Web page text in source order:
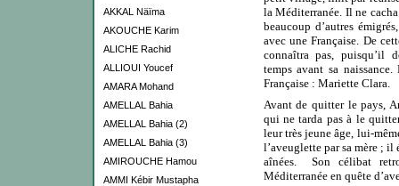
AKKAL Näïma
AKOUCHE Karim
ALICHE Rachid
ALLIOUI Youcef
AMARA Mohand
AMELLAL Bahia
AMELLAL Bahia (2)
AMELLAL Bahia (3)
AMIROUCHE Hamou
AMMI Kébir Mustapha
la Méditerranée. Il ne
beaucoup d’autres
avec une Française. De
connaîtra pas, puisqu’il
temps avant sa
Française : Mariette Clara.
Avant de quitter le pays,
qui ne tarda pas à le
leur très jeune âge, lui-
l’aveuglette par sa mère ; il
aînées.
Son célibat
Méditerranée en quête